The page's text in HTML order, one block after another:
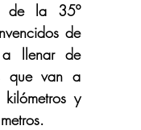
de la 35º
de
llenar de
que van a
y